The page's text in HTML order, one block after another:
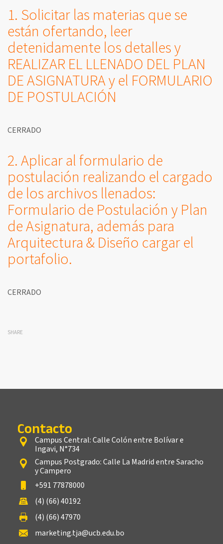
1. Solicitar las materias que se
están ofertando, leer
detenidamente los detalles y
REALIZAR EL LLENADO DEL PLAN
DE ASIGNATURA y el FORMULARIO
DE POSTULACIÓN
CERRADO
2. Aplicar al formulario de
postulación realizando el cargado
de los archivos llenados:
Formulario de Postulación y Plan
de Asignatura, además para
Arquitectura & Diseño cargar el
portafolio.
CERRADO
SHARE
Contacto
Campus Central: Calle Colón entre Bolívar e
Ingavi, N°734
Campus Postgrado: Calle La Madrid entre Saracho
y Campero
+591 77878000
(4) (66) 40192
(4) (66) 47970
marketing.tja@ucb.edu.bo